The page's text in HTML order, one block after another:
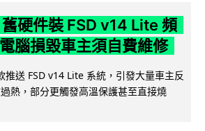
硬件裝 FSD v14 Lite 頻
腦損毀車主須自費維修
推送 FSD v14 Lite 系統，引發大量車主反
熱，部分更觸發高溫保護甚至直接燒